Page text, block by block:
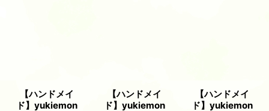
【ハンドメイ
ド】yukiemon
【ハンドメイ
ド】yukiemon
【ハンドメイ
ド】yukiemon